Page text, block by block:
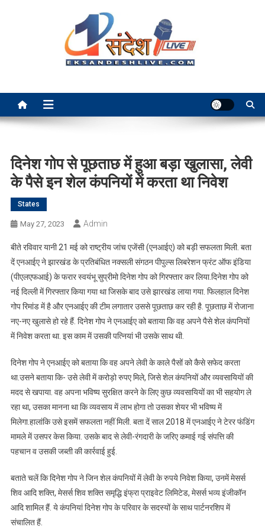
दिनेश गोप से पूछताछ में हुआ बड़ा खुलासा, लेवी
के पैसे इन शेल कंपनियों में करता था निवेश
States
May 27, 2023 Admin
बीते रविवार यानी 21 मई को राष्ट्रीय जांच एजेंसी (एनआईए) को बड़ी सफलता मिली. बता
दें एनआईए ने झारखंड के प्रतिबंधित नक्सली संगठन पीपुल्स लिबरेशन फ्रंट ऑफ इंडिया
(पीएलएफआई) के फरार स्वयंभू सुप्रीमो दिनेश गोप को गिरफ्तार कर लिया.दिनेश गोप को
नई दिल्ली में गिरफ्तार किया गया था जिसके बाद उसे झारखंड लाया गया. फिलहाल दिनेश
गोप रिमांड में है और एनआईए की टीम लगातार उससे पूछताछ कर रही है. पूछताछ में रोजाना
नए-नए खुलासे हो रहे हैं. दिनेश गोप ने एनआईए को बताया कि वह अपने पैसे शेल कंपनियों
में निवेश करता था. इस काम में उसकी पत्नियां भी उसके साथ थी.
दिनेश गोप ने एनआईए को बताया कि वह अपने लेवी के काले पैसों को कैसे सफेद करता
था.उसने बताया कि- उसे लेवी में करोड़ो रुपए मिले, जिसे शेल कंपनियों और व्यवसायियों की
मदद से खपाया. वह अपना भविष्य सुरक्षित करने के लिए कुछ व्यवसायियों का भी सहयोग ले
रहा था, उसका मानना था कि व्यवसाय में लाभ होगा तो उसका शेयर भी भविष्य में
मिलेगा.हालांकि उसे इसमें सफलता नहीं मिली. बता दें साल 2018 में एनआईए ने टेरर फंडिंग
मामले में उसपर केस किया. उसके बाद से लेवी-रंगदारी के जरिए कमाई गई संपत्ति की
पहचान व उसकी जब्ती की कार्रवाई हुई.
बताते चलें कि दिनेश गोप ने जिन शेल कंपनियों में लेवी के रुपये निवेश किया, उनमें मेसर्स
शिव आदि शक्ति, मेसर्स शिव शक्ति समृद्धि इंफ्रा प्राइवेट लिमिटेड, मेसर्स भव्य इंजीकॉन
आदि शामिल हैं. ये कंपनियां दिनेश गोप के परिवार के सदस्यों के साथ पार्टनरशिप में
संचालित हैं.